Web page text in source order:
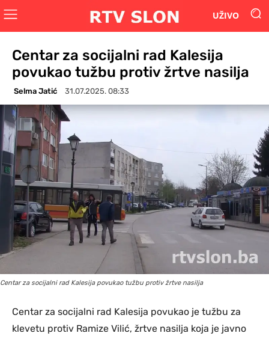
UŽIVO
Centar za socijalni rad Kalesija
povukao tužbu protiv žrtve nasilja
Selma Jatić 31.07.2025. 08:33
Centar za socijalni rad Kalesija povukao tužbu protiv žrtve nasilja
Centar za socijalni rad Kalesija povukao je tužbu za
klevetu protiv Ramize Vilić, žrtve nasilja koja je javno